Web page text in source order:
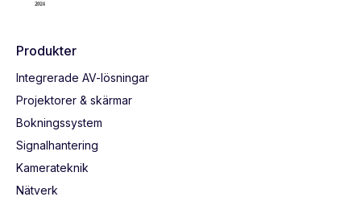
Produkter
Integrerade AV-lösningar
Projektorer & skärmar
Bokningssystem
Signalhantering
Kamerateknik
Nätverk